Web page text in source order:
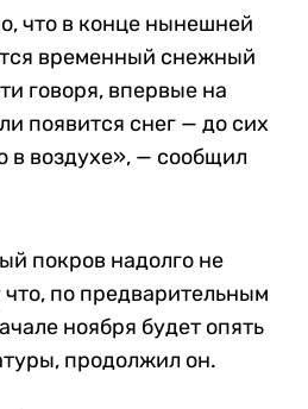
что в конце нынешней
временный снежный
говоря, впервые на
появится снег — до сих
в воздухе», — сообщил
покров надолго не
по предварительным
ноября будет опять
продолжил он.